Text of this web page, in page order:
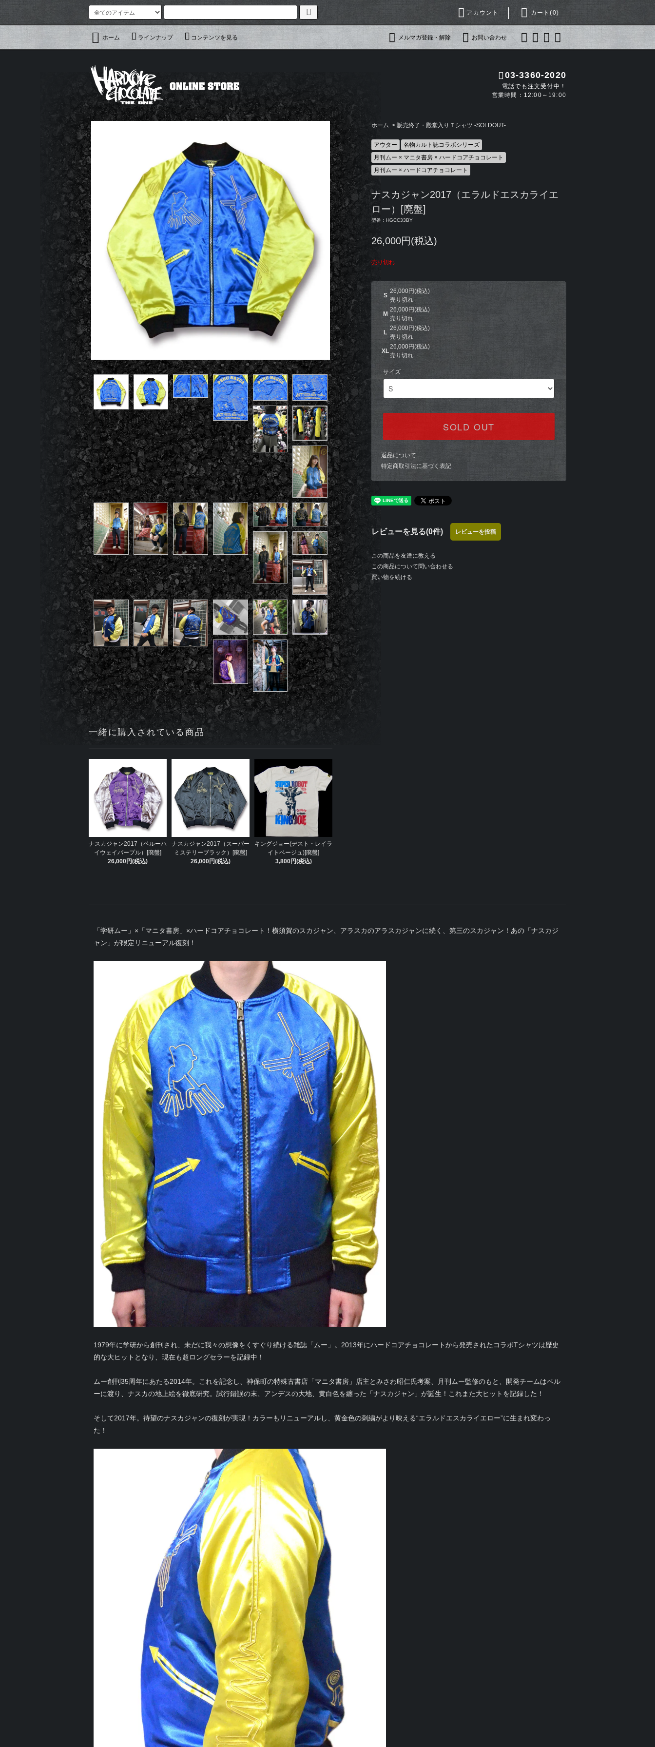
アカウント カート(0)
ホーム ラインナップ コンテンツを見る メルマガ登録・解除 お問い合わせ
03-3360-2020
電話でも注文受付中！
営業時間：12:00～19:00
一緒に購入されている商品
ナスカジャン2017（ペルーハ
イウェイパープル）[廃盤]
26,000円(税込)
ナスカジャン2017（スーパー
ミステリーブラック）[廃盤]
26,000円(税込)
キングジョー(デスト・レイラ
イトベージュ)[廃盤]
3,800円(税込)
ホーム > 販売終了・殿堂入りＴシャツ -SOLDOUT-
アウター
名物カルト誌コラボシリーズ
月刊ムー × マニタ書房 × ハードコアチョコレート
月刊ムー × ハードコアチョコレート
ナスカジャン2017（エラルドエスカライエ
ロー）[廃盤]
型番：HGCC33BY
26,000円(税込)
売り切れ
S
26,000円(税込)
売り切れ
M
26,000円(税込)
売り切れ
L
26,000円(税込)
売り切れ
XL
26,000円(税込)
売り切れ
サイズ
SOLD OUT
返品について
特定商取引法に基づく表記
レビューを見る(0件) レビューを投稿
この商品を友達に教える
この商品について問い合わせる
買い物を続ける
「学研ムー」×「マニタ書房」×ハードコアチョコレート！横須賀のスカジャン、アラスカのアラスカジャンに続く、第三のスカジャン！あの「ナスカジ
ャン」が限定リニューアル復刻！
1979年に学研から創刊され、未だに我々の想像をくすぐり続ける雑誌「ムー」。2013年にハードコアチョコレートから発売されたコラボTシャツは歴史
的な大ヒットとなり、現在も超ロングセラーを記録中！
ムー創刊35周年にあたる2014年。これを記念し、神保町の特殊古書店「マニタ書房」店主とみさわ昭仁氏考案、月刊ムー監修のもと、開発チームはペル
ーに渡り、ナスカの地上絵を徹底研究。試行錯誤の末、アンデスの大地、黄白色を纏った「ナスカジャン」が誕生！これまた大ヒットを記録した！
そして2017年。待望のナスカジャンの復刻が実現！カラーもリニューアルし、黄金色の刺繍がより映える“エラルドエスカライエロー”に生まれ変わっ
た！